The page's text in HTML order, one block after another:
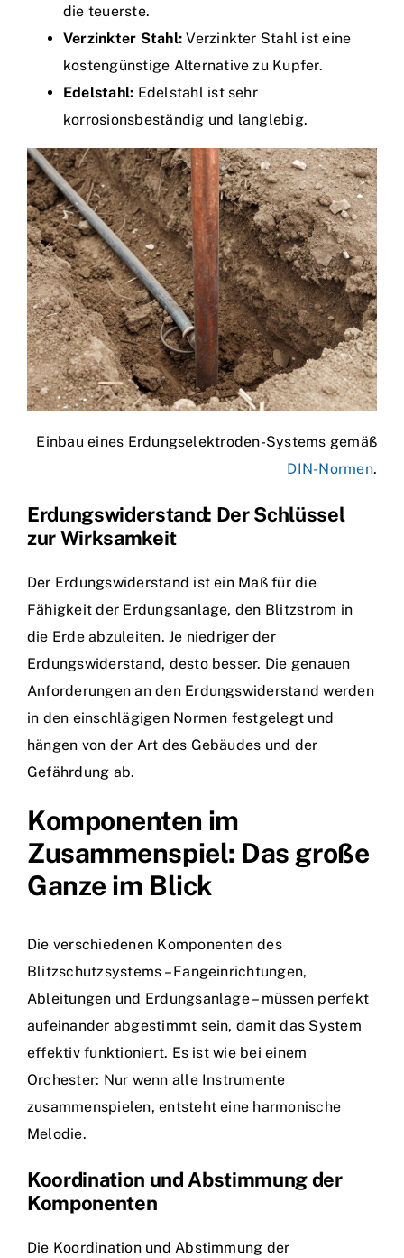
die teuerste.
Verzinkter Stahl: Verzinkter Stahl ist eine
kostengünstige Alternative zu Kupfer.
Edelstahl: Edelstahl ist sehr
korrosionsbeständig und langlebig.
Einbau eines Erdungselektroden-Systems gemäß
DIN-Normen.
Erdungswiderstand: Der Schlüssel
zur Wirksamkeit
Der Erdungswiderstand ist ein Maß für die
Fähigkeit der Erdungsanlage, den Blitzstrom in
die Erde abzuleiten. Je niedriger der
Erdungswiderstand, desto besser. Die genauen
Anforderungen an den Erdungswiderstand werden
in den einschlägigen Normen festgelegt und
hängen von der Art des Gebäudes und der
Gefährdung ab.
Komponenten im
Zusammenspiel: Das große
Ganze im Blick
Die verschiedenen Komponenten des
Blitzschutzsystems – Fangeinrichtungen,
Ableitungen und Erdungsanlage – müssen perfekt
aufeinander abgestimmt sein, damit das System
effektiv funktioniert. Es ist wie bei einem
Orchester: Nur wenn alle Instrumente
zusammenspielen, entsteht eine harmonische
Melodie.
Koordination und Abstimmung der
Komponenten
Die Koordination und Abstimmung der